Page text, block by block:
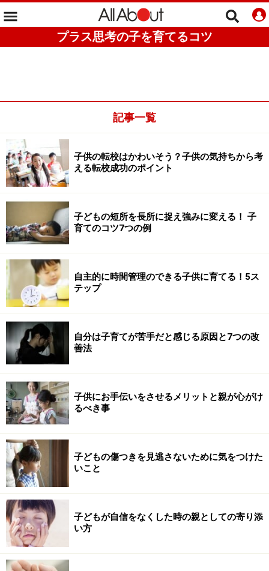
プラス思考の子を育てるコツ
記事一覧
子供の転校はかわいそう？子供の気持ちから考
える転校成功のポイント
子どもの短所を長所に捉え強みに変える！ 子
育てのコツ7つの例
自主的に時間管理のできる子供に育てる！5ス
テップ
自分は子育てが苦手だと感じる原因と7つの改
善法
子供にお手伝いをさせるメリットと親が心がけ
るべき事
子どもの傷つきを見逃さないために気をつけた
いこと
子どもが自信をなくした時の親としての寄り添
い方